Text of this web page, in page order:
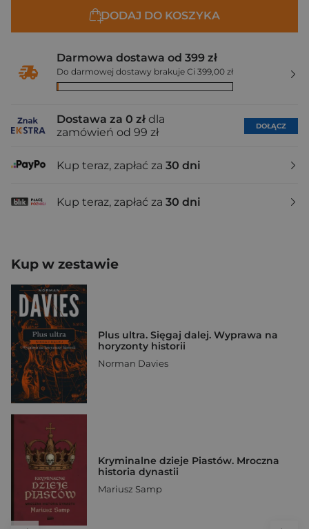
DODAJ DO KOSZYKA
Darmowa dostawa od 399 zł
Do darmowej dostawy brakuje Ci 399,00 zł
Dostawa za 0 zł dla
zamówień od 99 zł
DOŁĄCZ
Kup teraz, zapłać za 30 dni
Kup teraz, zapłać za 30 dni
Kup w zestawie
Plus ultra. Sięgaj dalej. Wyprawa na
horyzonty historii
Norman Davies
Kryminalne dzieje Piastów. Mroczna
historia dynastii
Mariusz Samp